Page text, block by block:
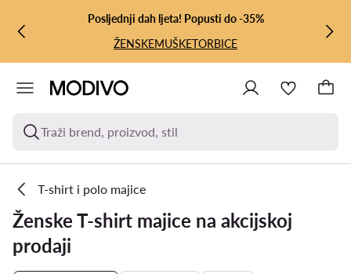
PRIJEĐI NA GLAVNI SADRŽAJ
PRIJEĐI NA PRETRAŽIVANJE
Posljednji dah ljeta! Popusti do -35%
ŽENSKEMUŠKETORBICE
Traži brend, proizvod, stil
T-shirt i polo majice
Ženske T-shirt majice na akcijskoj
prodaji